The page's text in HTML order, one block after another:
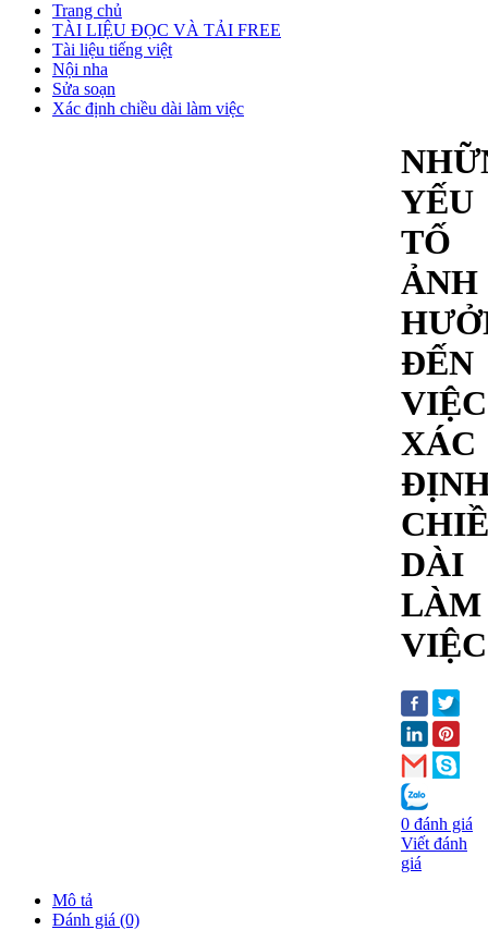
Trang chủ
TÀI LIỆU ĐỌC VÀ TẢI FREE
Tài liệu tiếng việt
Nội nha
Sửa soạn
Xác định chiều dài làm việc
YẾU
TỐ
ẢNH
ĐẾN
VIỆC
XÁC
DÀI
LÀM
VIỆC
0 đánh giá
Viết đánh
giá
Mô tả
Đánh giá (0)